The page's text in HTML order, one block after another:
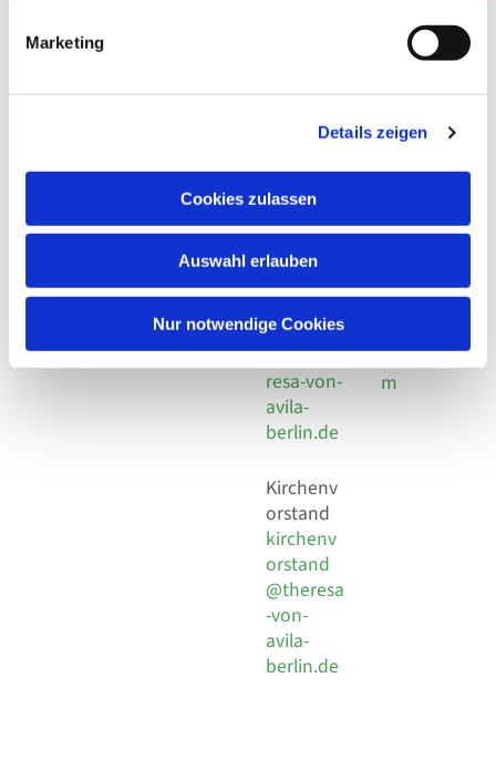
Marketing
Details zeigen
Cookies zulassen
Auswahl erlauben
Nur notwendige Cookies
Adresse
Kirchengemeinde Pfarrei
Hl. Theresa von Avila Berlin
Leitender Pfarrer - Norbert
Behaimstr. 39
Kont
Telefon
+49 30
924 64 28
Fax +49
30 924 54
18
E-Mail
info@the
resa-von-
avila-
berlin.de
Kirchenv
orstand
kirchenv
orstand
@theresa
-von-
avila-
berlin.de
Links
Datensch
utz
Social
Impressu
m